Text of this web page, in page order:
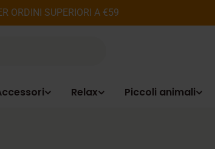
ORDINI SUPERIORI A €59
Relax Piccoli animali